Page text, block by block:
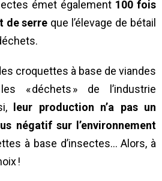
émet également 100 fois
de serre que l’élevage de bétail
croquettes à base de viandes
« déchets » de l’industrie
leur production n’a pas un
négatif sur l’environnement
à base d’insectes… Alors, à
!